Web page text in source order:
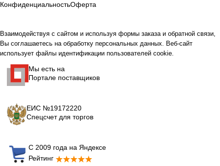
КонфиденциальностьОферта
Взаимодействуя с сайтом и используя формы заказа и обратной связи,
Вы соглашаетесь на обработку персональных данных. Веб-сайт
использует файлы идентификации пользователей cookie.
Мы есть на
Портале поставщиков
ЕИС №19172220
Спецсчет для торгов
С 2009 года на Яндексе
Рейтинг